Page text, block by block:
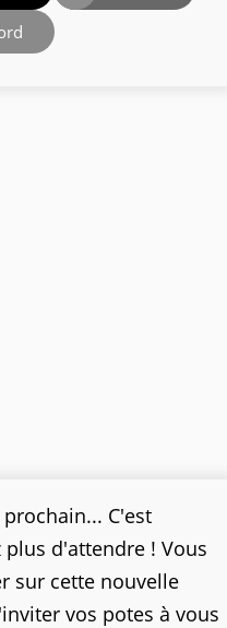
C'est
d'attendre ! Vous
sur cette nouvelle
vos potes à vous